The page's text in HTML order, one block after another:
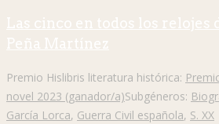
Las cinco en todos los relojes
Peña Martínez
Premio Hislibris literatura histórica:
novel 2023 (ganador/a)Subgéneros:
García Lorca, Guerra Civil española, S. XX